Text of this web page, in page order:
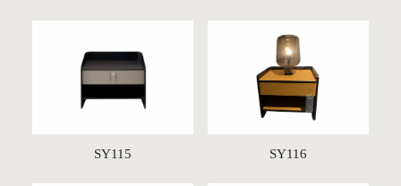
SY115 SY116